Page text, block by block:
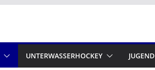
UNTERWASSERHOCKEY JUGEND